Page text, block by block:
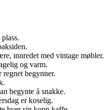
innredet med vintage møbler.
og varm.
begynner.
begynte å snakke.
er koselig.